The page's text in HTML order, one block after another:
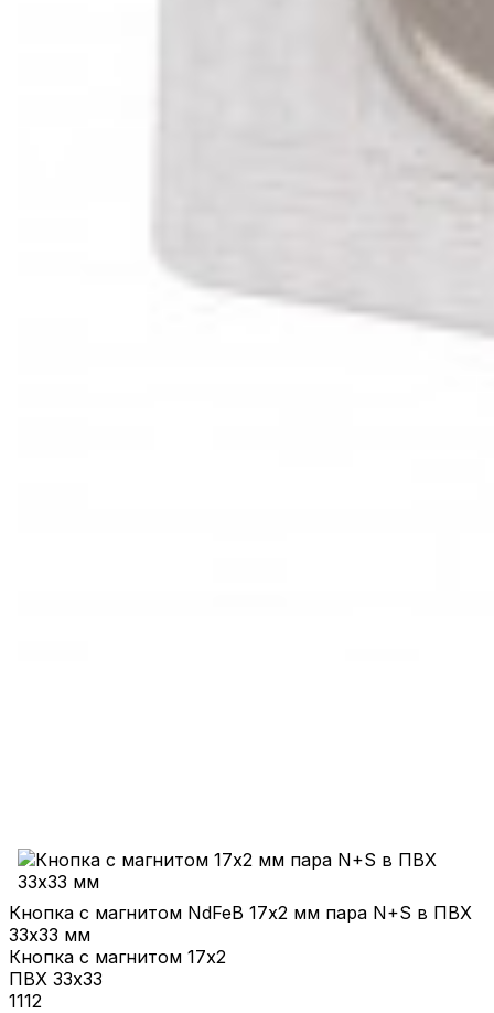
Кнопка с магнитом NdFeB 17х2 мм пара N+S в ПВХ
33х33 мм
Кнопка с магнитом 17х2
ПВХ 33х33
1112